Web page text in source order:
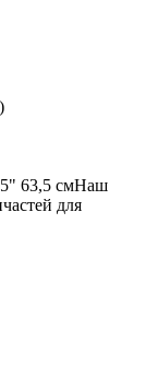
63,5 смНаш
для